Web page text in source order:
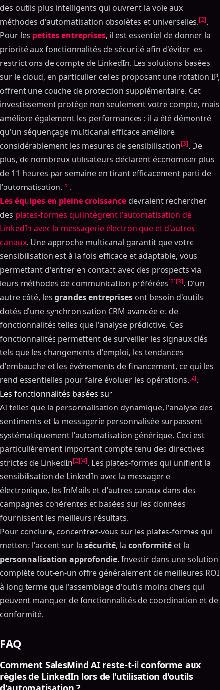
des outils plus intelligents qui ouvrent la voie aux
méthodes d'automatisation obsolètes et universelles.[2].
Pour les petites entreprises, il est essentiel de donner la
priorité aux fonctionnalités de sécurité afin d'éviter les
restrictions de compte de LinkedIn. Les solutions basées
sur le cloud, en particulier celles proposant une rotation IP,
offrent une couche de protection supplémentaire. Cet
investissement protège non seulement votre compte, mais
améliore également les performances : il a été démontré
qu'un séquençage multicanal efficace améliore
considérablement les mesures de sensibilisation[3]. De
plus, de nombreux utilisateurs déclarent économiser plus
de 11 heures par semaine en tirant efficacement parti de
l'automatisation.[5].
Les équipes en pleine croissance devraient rechercher
des plates-formes qui intègrent l'automatisation de
LinkedIn avec la messagerie électronique et d'autres
canaux. Une approche multicanal garantit que votre
sensibilisation est à la fois efficace et adaptable, vous
permettant d'entrer en contact avec des prospects via
leurs méthodes de communication préférées[2][3]. D'un
autre côté, les grandes entreprises ont besoin d'outils
dotés d'une synchronisation CRM avancée et de
fonctionnalités telles que l'analyse prédictive. Ces
fonctionnalités permettent de surveiller les signaux clés
tels que les changements d'emploi, les tendances
d'embauche et les événements de financement, ce qui les
rend essentielles pour faire évoluer les opérations.[2].
Les fonctionnalités basées sur
AI telles que la personnalisation dynamique, l'analyse des
sentiments et la messagerie personnalisée surpassent
systématiquement l'automatisation générique. Ceci est
particulièrement important compte tenu des directives
strictes de LinkedIn[2][4]. Les plates-formes qui unifient la
sensibilisation de LinkedIn avec la messagerie
électronique, les InMails et d'autres canaux dans des
campagnes cohérentes et basées sur les données
fournissent les meilleurs résultats.
Pour conclure, concentrez-vous sur les plates-formes qui
mettent l'accent sur la sécurité, la conformité et la
personnalisation approfondie. Investir dans une solution
complète tout-en-un offre généralement de meilleures ROI
à long terme que l'assemblage d'outils moins chers qui
peuvent manquer de fonctionnalités de coordination et de
conformité.
FAQ
Comment SalesMind AI reste-t-il conforme aux
règles de LinkedIn lors de l'utilisation d'outils
d'automatisation ?